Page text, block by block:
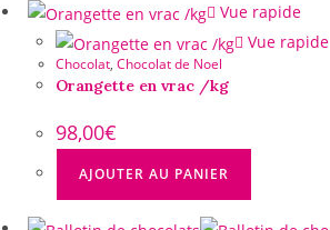
Vue rapide
Vue rapide
Chocolat, Chocolat de Noel
Orangette en vrac /kg
98,00€
AJOUTER AU PANIER